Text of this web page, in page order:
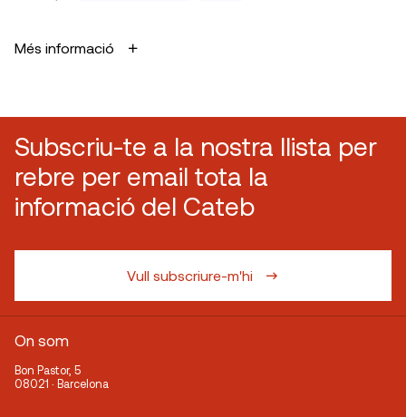
Més informació
Subscriu-te a la nostra llista per
rebre per email tota la
informació del Cateb
Vull subscriure-m'hi
On som
Bon Pastor, 5
08021 · Barcelona